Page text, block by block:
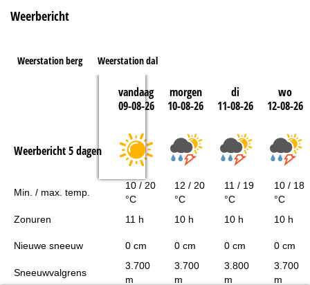
Weerbericht
Weerstation berg Weerstation dal
vandaag
09-08-26
morgen
10-08-26
di
11-08-26
wo
12-08-26
Weerbericht 5 dagen
Min. / max. temp.
10 / 20
°C
12 / 20
°C
11 / 19
°C
10 / 18
°C
Zonuren
11 h 10 h 10 h 10 h
Nieuwe sneeuw 0 cm 0 cm 0 cm 0 cm
Sneeuwvalgrens
3.700
m
3.700
m
3.800
m
3.700
m